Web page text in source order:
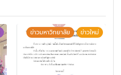
ข่าวมหาวิทยาลัย ข่าวใหม่